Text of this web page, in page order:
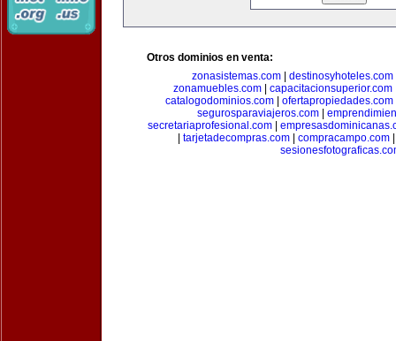
Otros dominios en venta:
zonasistemas.com| destinosyhoteles.com
zonamuebles.com| capacitacionsuperior.com
catalogodominios.com| ofertapropiedades.com
segurosparaviajeros.com
secretariaprofesional.com|
tarjetadecompras.com compracampo.com